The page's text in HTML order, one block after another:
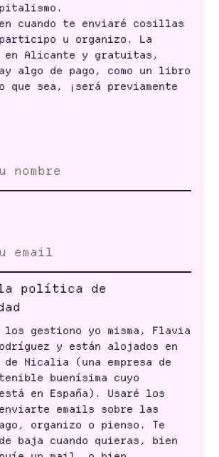
cuando te enviaré cosillas
u organizo. La
en Alicante y gratuitas,
algo de pago, como un libro
que sea, ¡será previamente
la política de
los gestiono yo misma, Flavia
y están alojados en
Nicalia (una empresa de
buenísima cuyo
en España). Usaré los
emails sobre las
organizo o pienso. Te
baja cuando quieras, bien